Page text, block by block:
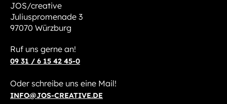
JOS/creative
Juliuspromenade 3
97070 Würzburg
Ruf uns gerne an!
09 31 / 6 15 42 45-0
Oder schreibe uns eine Mail!
INFO@JOS-CREATIVE.DE